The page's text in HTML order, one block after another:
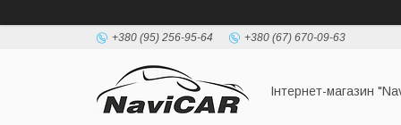
+380 (95) 256-95-64 +380 (67) 670-09-63
Інтернет-магазин